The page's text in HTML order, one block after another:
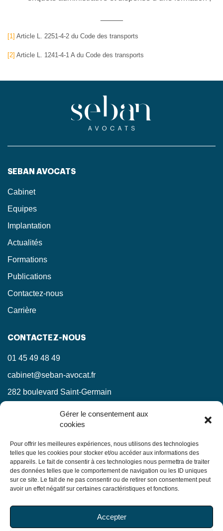
Gérer le consentement aux
cookies
Pour offrir les meilleures expériences, nous utilisons des technologies
telles que les cookies pour stocker et/ou accéder aux informations des
appareils. Le fait de consentir à ces technologies nous permettra de traiter
des données telles que le comportement de navigation ou les ID uniques
sur ce site. Le fait de ne pas consentir ou de retirer son consentement peut
avoir un effet négatif sur certaines caractéristiques et fonctions.
Accepter
[1] Article L. 2251-4-2 du Code des transports
[2] Article L. 1241-4-1 A du Code des transports
SEBAN AVOCATS
Cabinet
Equipes
Implantation
Actualités
Formations
Publications
Contactez-nous
Carrière
CONTACTEZ-NOUS
01 45 49 48 49
cabinet@seban-avocat.fr
282 boulevard Saint-Germain
RESTEZ INFORMÉS !
Ne manquez pas nos actualités juridiques.
En soumettant ce formulaire, j’accepte que mes
informations soient utilisées exclusivement dans le cadre